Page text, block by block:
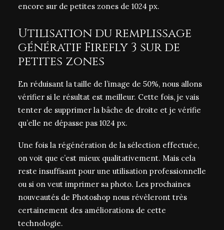
encore sur de petites zones de 1024 px.
Utilisation du remplissage
génératif Firefly 3 sur de
petites zones
En réduisant la taille de l’image de 50%, nous allons
vérifier si le résultat est meilleur. Cette fois, je vais
tenter de supprimer la bâche de droite et je vérifie
qu’elle ne dépasse pas 1024 px.
Une fois la régénération de la sélection effectuée,
on voit que c’est mieux qualitativement. Mais cela
reste insuffisant pour une utilisation professionnelle
ou si on veut imprimer sa photo. Les prochaines
nouveautés de Photoshop nous révèleront très
certainement des améliorations de cette
technologie.